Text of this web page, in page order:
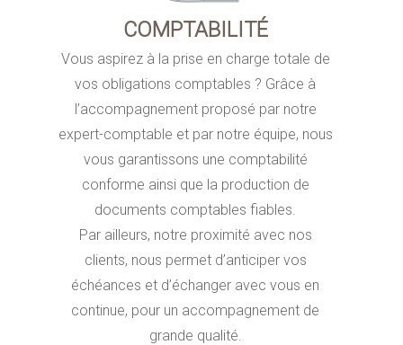
COMPTABILITÉ
Vous aspirez à la prise en charge totale de
vos obligations comptables ? Grâce à
l’accompagnement proposé par notre
expert-comptable et par notre équipe, nous
vous garantissons une comptabilité
conforme ainsi que la production de
documents comptables fiables.
Par ailleurs, notre proximité avec nos
clients, nous permet d’anticiper vos
échéances et d’échanger avec vous en
continue, pour un accompagnement de
grande qualité.